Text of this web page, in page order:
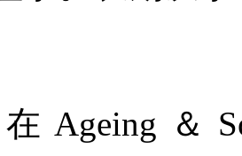
Ageing＆